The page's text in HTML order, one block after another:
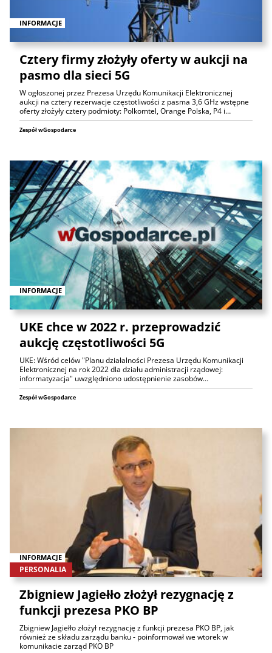
INFORMACJE
Cztery firmy złożyły oferty w aukcji na
pasmo dla sieci 5G
W ogłoszonej przez Prezesa Urzędu Komunikacji Elektronicznej
aukcji na cztery rezerwacje częstotliwości z pasma 3,6 GHz wstępne
oferty złożyły cztery podmioty: Polkomtel, Orange Polska, P4 i…
Zespół wGospodarce
INFORMACJE
UKE chce w 2022 r. przeprowadzić
aukcję częstotliwości 5G
UKE: Wśród celów "Planu działalności Prezesa Urzędu Komunikacji
Elektronicznej na rok 2022 dla działu administracji rządowej:
informatyzacja" uwzględniono udostępnienie zasobów…
Zespół wGospodarce
INFORMACJE
PERSONALIA
Zbigniew Jagiełło złożył rezygnację z
funkcji prezesa PKO BP
Zbigniew Jagiełło złożył rezygnację z funkcji prezesa PKO BP, jak
również ze składu zarządu banku - poinformował we wtorek w
komunikacie zarząd PKO BP